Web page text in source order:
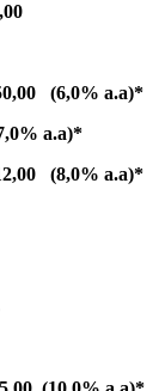
(6,0% a.a)*
a.a)*
(8,0% a.a)*